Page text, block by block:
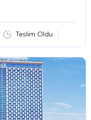
Teslim Oldu